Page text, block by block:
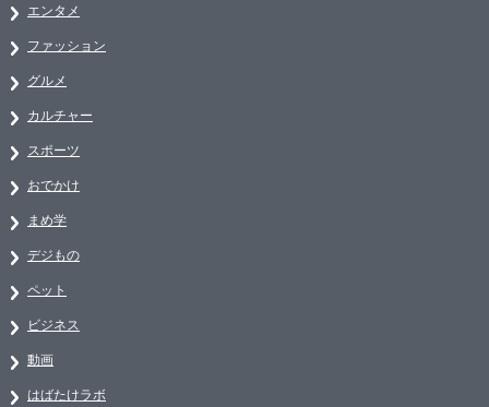
エンタメ
ファッション
グルメ
カルチャー
スポーツ
おでかけ
まめ学
デジもの
ペット
ビジネス
動画
はばたけラボ